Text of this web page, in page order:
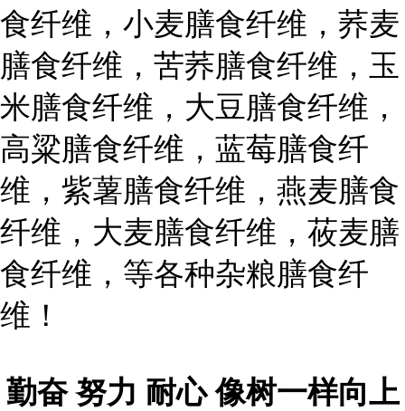
食纤维，小麦膳食纤维，荞麦
膳食纤维，苦荞膳食纤维，玉
米膳食纤维，大豆膳食纤维，
高粱膳食纤维，蓝莓膳食纤
维，紫薯膳食纤维，燕麦膳食
纤维，大麦膳食纤维，莜麦膳
食纤维，等各种杂粮膳食纤
维！
勤奋 努力 耐心 像树一样向上